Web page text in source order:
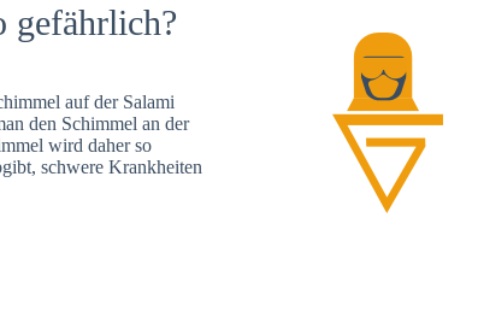
gefährlich?
auf der Salami
den Schimmel an der
wird daher so
schwere Krankheiten